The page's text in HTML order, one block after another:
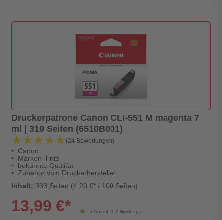
Druckerpatrone Canon CLI-551 M magenta 7
ml | 319 Seiten (6510B001)
★★★★★
★★★★★ (24 Bewertungen)
Canon
Marken-Tinte
bekannte Qualität
Zubehör vom Druckerhersteller
Inhalt: 333 Seiten (4,20 €* / 100 Seiten)
Lieferzeit: 1-2 Werktage
13,99 €*